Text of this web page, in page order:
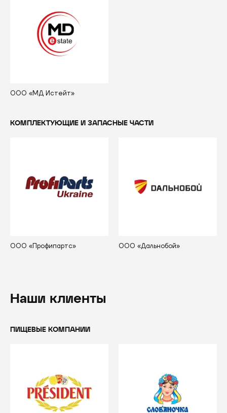
ООО «МД Истейт»
КОМПЛЕКТУЮЩИЕ И ЗАПАСНЫЕ ЧАСТИ
ООО «Профипартс» OOO «Дальнобой»
Наши клиенты
ПИЩЕВЫЕ КОМПАНИИ